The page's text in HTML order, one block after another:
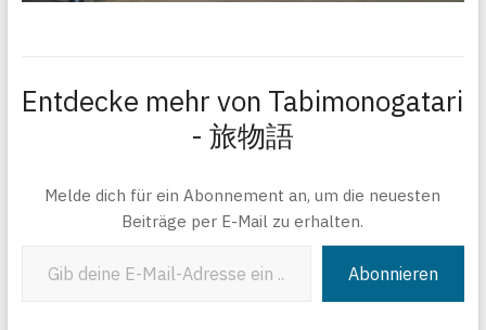
Entdecke mehr von Tabimonogatari
- 旅物語
Melde dich für ein Abonnement an, um die neuesten
Beiträge per E-Mail zu erhalten.
Abonnieren